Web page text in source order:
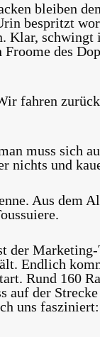
bleiben
bespritzt
Klar,
des
fahren
muss sich
nichts und
Aus dem
der
Endlich
Rund 160
auf der
uns